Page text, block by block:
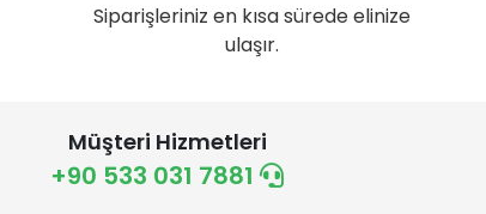
Siparişleriniz en kısa sürede elinize
ulaşır.
Müşteri Hizmetleri
+90 533 031 7881